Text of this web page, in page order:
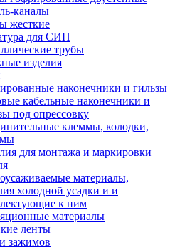
каналы
жесткие
для СИП
трубы
изделия
наконечники и гильзы
кабельные наконечники и
под опрессовку
клеммы, колодки,
для монтажа и маркировки
материалы,
холодной усадки и и
к ним
материалы
ленты
зажимов